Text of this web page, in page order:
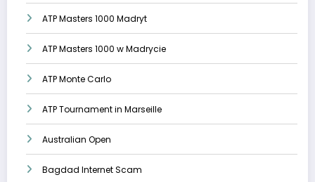
ATP Masters 1000 Madryt
ATP Masters 1000 w Madrycie
ATP Monte Carlo
ATP Tournament in Marseille
Australian Open
Bagdad Internet Scam